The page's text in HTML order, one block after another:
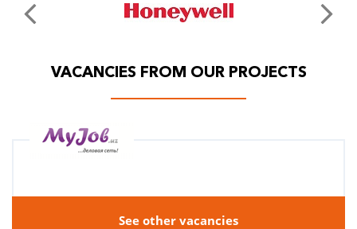
VACANCIES FROM OUR PROJECTS
See other vacancies